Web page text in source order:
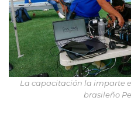
La capacitación la imparte
brasileño